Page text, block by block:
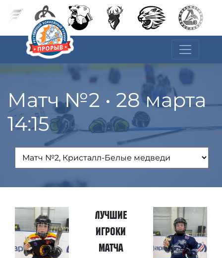
Матч №2 • 28 марта
14:15
Лучшие
игроки
матча